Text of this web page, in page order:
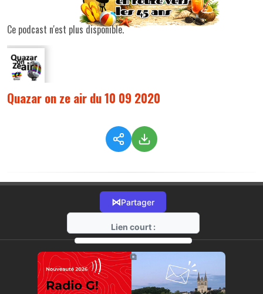
Ce podcast n'est plus disponible.
Quazar on ze air du 10 09 2020
⋈Partager
Lien court :
https://radio-g.fr?2799
⧉